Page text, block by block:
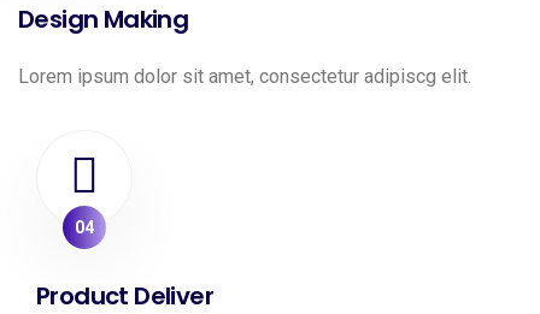
Design Making
Lorem ipsum dolor sit amet, consectetur adipiscg elit.
04
Product Deliver